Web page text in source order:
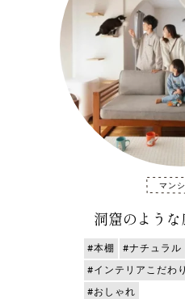
マン
洞窟のよう
#本棚
#ナチュラル
#インテリアこだわり
#おしゃれ